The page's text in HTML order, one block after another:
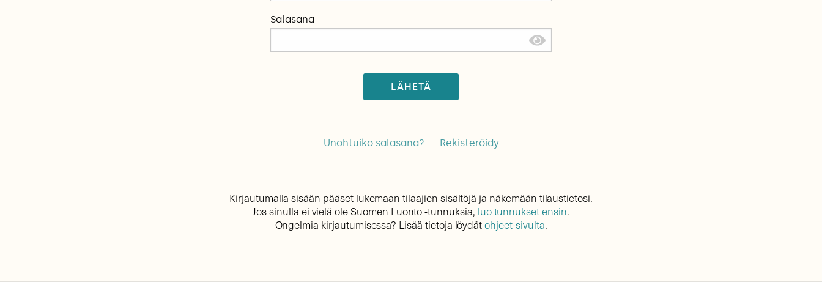
Salasana
LÄHETÄ
Unohtuiko salasana? Rekisteröidy
Kirjautumalla sisään pääset lukemaan tilaajien sisältöjä ja näkemään tilaustietosi.
Jos sinulla ei vielä ole Suomen Luonto -tunnuksia, luo tunnukset ensin.
Ongelmia kirjautumisessa? Lisää tietoja löydätohjeet-sivulta.